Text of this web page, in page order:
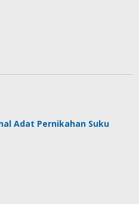
Adat Pernikahan Suku